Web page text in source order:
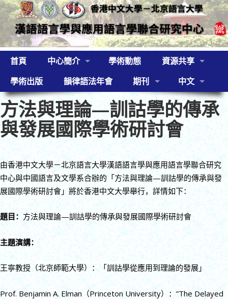
首頁 中心簡介 學術動態
資源共享
學術出版
韻律語法年會 期刊 中文
方法與理論—訓詁學的傳承
與發展國際學術研討會
由香港中文大學－北京語言大學漢語語言學與應用語言學聯合研究
中心與中國語言及文學系合辦的「方法與理論—訓詁學的傳承與發
展國際學術研討會」將於香港中文大學舉行，詳情如下：
題目： 方法與理論—訓詁學的傳承與發展國際學術研討會
主題演講：
王寧教授（北京師範大學）：「訓詁學從應用到理論的發展」
Prof. Benjamin A. Elman（Princeton University）：”The Delayed